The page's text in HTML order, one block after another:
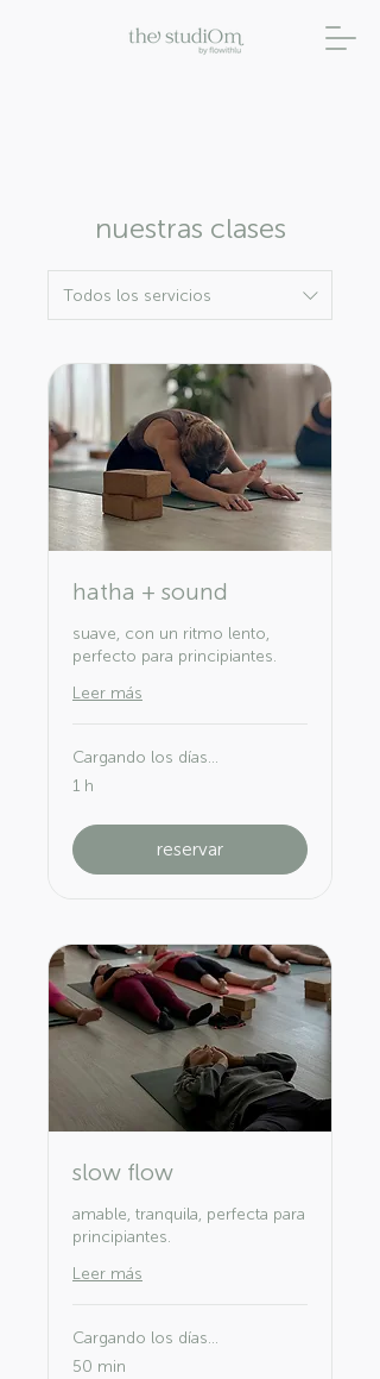
nuestras clases
Todos los servicios
hatha + sound
suave, con un ritmo lento,
perfecto para principiantes.
Leer más
Cargando los días...
1 h
reservar
slow flow
amable, tranquila, perfecta para
principiantes.
Leer más
Cargando los días...
50 min